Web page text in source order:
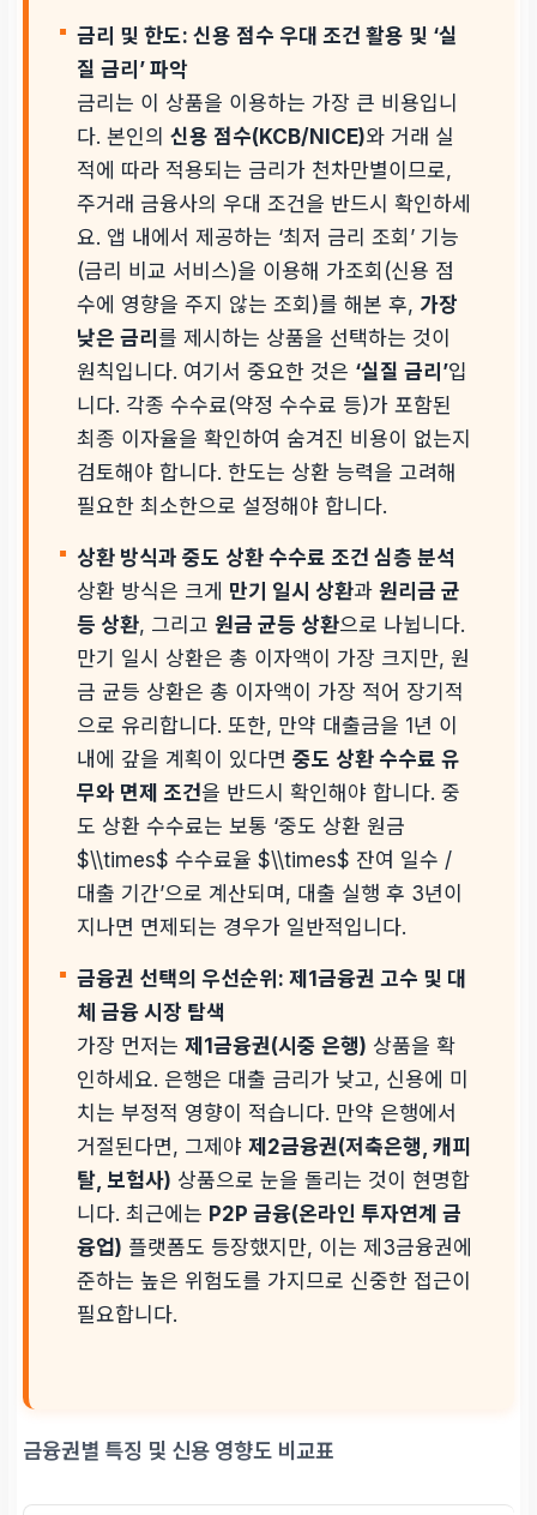
금리 및 한도: 신용 점수 우대 조건 활용 및 ‘실
질 금리’ 파악
금리는 이 상품을 이용하는 가장 큰 비용입니
다. 본인의 신용 점수(KCB/NICE)와 거래 실
적에 따라 적용되는 금리가 천차만별이므로,
주거래 금융사의 우대 조건을 반드시 확인하세
요. 앱 내에서 제공하는 ‘최저 금리 조회’ 기능
(금리 비교 서비스)을 이용해 가조회(신용 점
수에 영향을 주지 않는 조회)를 해본 후, 가장
낮은 금리 를 제시하는 상품을 선택하는 것이
원칙입니다. 여기서 중요한 것은 ‘실질 금리’입
니다. 각종 수수료(약정 수수료 등)가 포함된
최종 이자율을 확인하여 숨겨진 비용이 없는지
검토해야 합니다. 한도는 상환 능력을 고려해
필요한 최소한으로 설정해야 합니다.
상환 방식과 중도 상환 수수료 조건 심층 분석
상환 방식은 크게 만기 일시 상환과 원리금 균
등 상환, 그리고 원금 균등 상환으로 나뉩니다.
만기 일시 상환은 총 이자액이 가장 크지만, 원
금 균등 상환은 총 이자액이 가장 적어 장기적
으로 유리합니다. 또한, 만약 대출금을 1년 이
내에 갚을 계획이 있다면 중도 상환 수수료 유
무와 면제 조건을 반드시 확인해야 합니다. 중
도 상환 수수료는 보통 ‘중도 상환 원금
$\\times$ 수수료율 $\\times$ 잔여 일수 /
대출 기간’으로 계산되며, 대출 실행 후 3년이
지나면 면제되는 경우가 일반적입니다.
금융권 선택의 우선순위: 제1금융권 고수 및 대
체 금융 시장 탐색
가장 먼저는 제1금융권(시중 은행) 상품을 확
인하세요. 은행은 대출 금리가 낮고, 신용에 미
치는 부정적 영향이 적습니다. 만약 은행에서
거절된다면, 그제야 제2금융권(저축은행, 캐피
탈, 보험사) 상품으로 눈을 돌리는 것이 현명합
니다. 최근에는 P2P 금융(온라인 투자연계 금
융업) 플랫폼도 등장했지만, 이는 제3금융권에
준하는 높은 위험도를 가지므로 신중한 접근이
필요합니다.
금융권별 특징 및 신용 영향도 비교표